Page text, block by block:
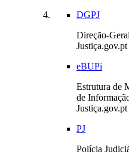
DGPJ
Direção-
Justiça.gov.pt
eBUPi
Estrutura de
de
Justiça.gov.pt
PJ
Polícia